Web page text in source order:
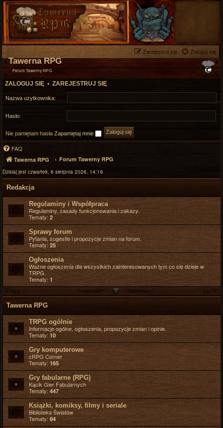
Zaloguj się
Zarejestruj się
Tawerna RPG
Forum Tawerny RPG
ZALOGUJ SIĘ • ZAREJESTRUJ SIĘ
Nazwa użytkownika:
Hasło:
Nie pamiętam hasła Zapamiętaj mnie
FAQ
Tawerna RPG Forum Tawerny RPG
Dzisiaj jest czwartek, 6 sierpnia 2026, 14:19
Redakcja
Regulaminy i Współpraca
Regulaminy, zasady funkcjonowania i zakazy.
Tematy: 2
Sprawy forum
Pytania, sugestie i propozycje zmian na forum.
Tematy:25
Ogłoszenia
Ważne ogłoszenia dla wszystkich zainteresowanych tym co się dzieje w
TRPG.
Tematy: 1
Tawerna RPG
TRPG ogólnie
Informacje ogólne, ogłoszenia, propozycje zmian i opinie.
Tematy: 10
Gry komputerowe
cRPG Corner
Tematy:165
Gry fabularne (RPG)
Kącik Gier Fabularnych
Tematy: 447
Książki, komiksy, filmy i seriale
Biblioteka Światów
Tematy: 84